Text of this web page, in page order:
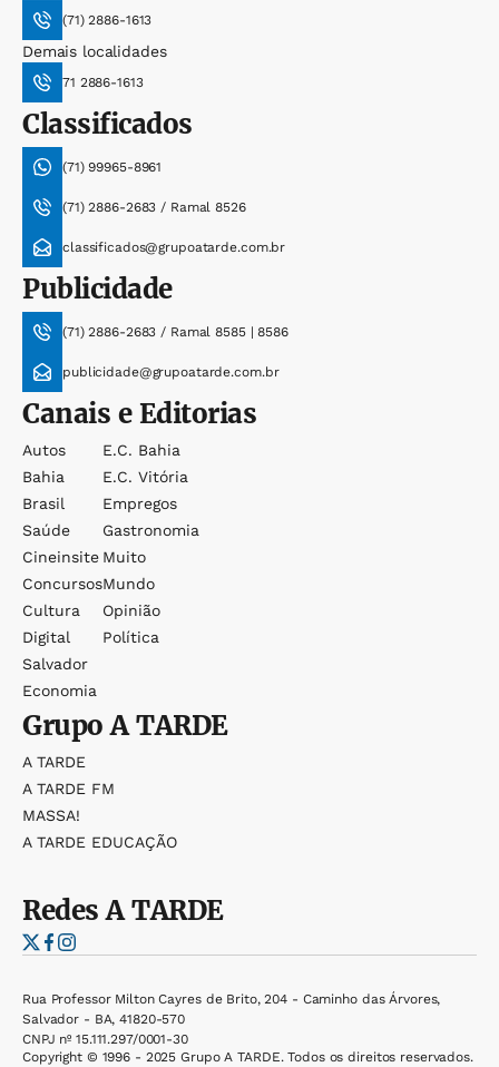
(71) 2886-1613
Demais localidades
71 2886-1613
Classificados
(71) 99965-8961
(71) 2886-2683 / Ramal 8526
classificados@grupoatarde.com.br
Publicidade
(71) 2886-2683 / Ramal 8585 | 8586
publicidade@grupoatarde.com.br
Canais e Editorias
Autos
Bahia
Brasil
Saúde
Cineinsite
Concursos
Cultura
Digital
Salvador
Economia
E.c. Bahia
E.c. Vitória
Empregos
Gastronomia
Muito
Mundo
Opinião
Política
GrupoA TARDE
A TARDE
A TARDE FM
MASSA!
A TARDE EDUCAÇÃO
RedesA TARDE
Rua Professor Milton Cayres de Brito, 204 - Caminho das Árvores,
Salvador - BA, 41820-570
CNPJ nº 15.111.297/0001-30
Copyright © 1996 - 2025 Grupo A TARDE. Todos os direitos reservados.